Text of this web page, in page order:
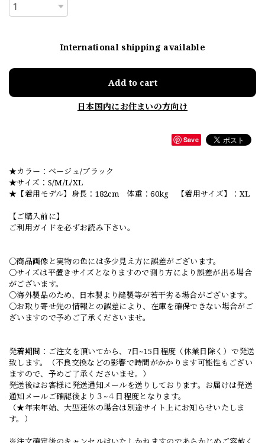
International shipping available
Add to cart
日本国内にお住まいの方向け
Save
★カラー：ベージュ/ブラック
★サイズ：S/M/L/XL
★【着用モデル】身長：182cm 体重：60kg 【着用サイズ】：XL
【ご購入前に】
ご利用ガイドを必ずお読み下さい。
○商品画像と実物の色には多少見え方に誤差がございます。
○サイズは平置きサイズとなりますので測り方により誤差が出る場合
がございます。
○海外製品のため、日本製より縫製等が若干劣る場合がございます。
○お取り寄せ先の情報との誤差により、在庫を確保できない場合がご
ざいますので予めご了承くださいませ。
発着期間：ご注文を頂いてから、7日~15日程度（休業日除く）で発送
致します。（不良交換などの影響で時間がかかります可能性もござい
ますので、予めご了承くださいませ。）
発送後はお客様に発送通知メールを送りしております。お届けは発送
通知メールご確認後より３~４日程度となります。
（★年末年始、大型連休の場合は別途サイト上にお知らせいたしま
す。）